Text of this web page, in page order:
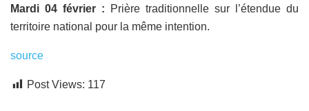
Mardi 04 février :
Prière traditionnelle sur l’étendue du
territoire national pour la même intention.
source
Post Views: 117